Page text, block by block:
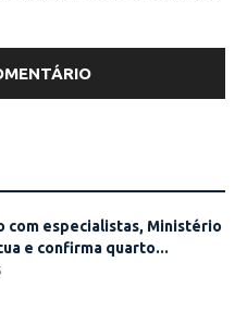
com especialistas, Ministério
e confirma quarto...